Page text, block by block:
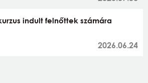
indult felnőttek számára
2026.06.24